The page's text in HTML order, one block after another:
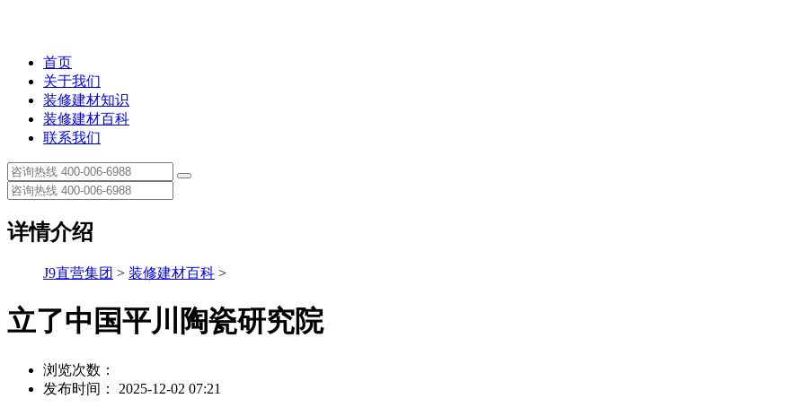
首页
关于我们
装修建材知识
装修建材百科
联系我们
详情介绍
J9直营集团 > 装修建材百科 >
立了中国平川陶瓷研究院
浏览次数：
发布时间： 2025-12-02 07:21